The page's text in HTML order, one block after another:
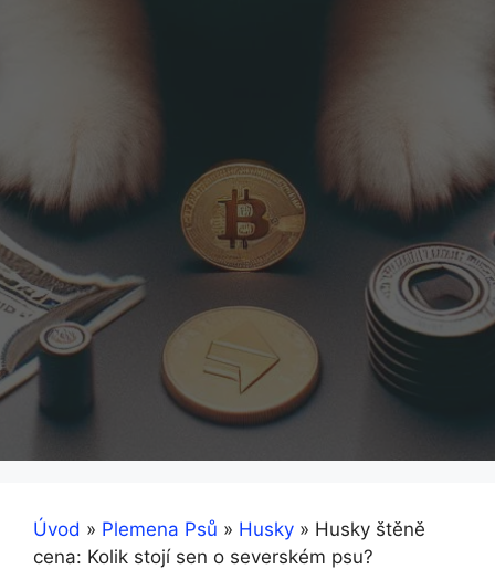
Úvod » Plemena Psů » Husky » Husky štěně
cena: Kolik stojí sen o severském psu?